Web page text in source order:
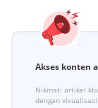
Akses konten
Nikmati artikel
dengan